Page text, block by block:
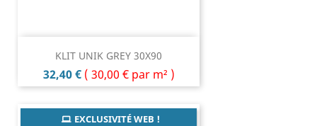
KLIT UNIK GREY 30X90
Prix
32,40 € ( 30,00 € par m² )
EXCLUSIVITÉ WEB !